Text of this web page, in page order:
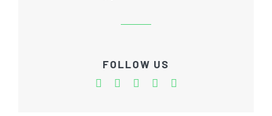
FOLLOW US